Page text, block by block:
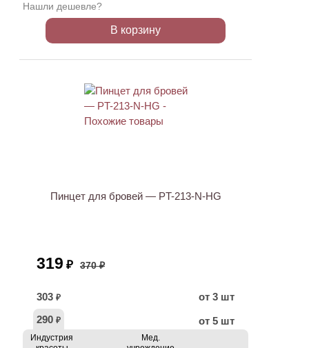
Нашли дешевле?
В корзину
Пинцет для бровей — PT-213-N-HG
319 ₽ 370 ₽
303 ₽
от 3 шт
290 ₽ от 5 шт
Индустрия
Мед.